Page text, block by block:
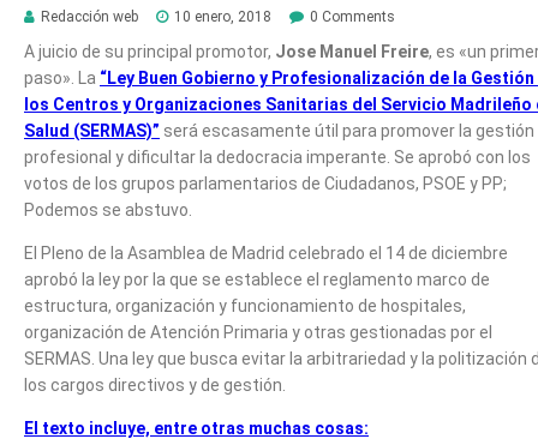
Redacción web 10 enero, 2018 0 Comments
A juicio de su principal promotor, Jose Manuel Freire, es «un
paso». La “Ley Buen Gobierno y Profesionalización de la Gestión
los Centros y Organizaciones Sanitarias del Servicio Madrileño
Salud (SERMAS)” será escasamente útil para promover la gestión
profesional y dificultar la dedocracia imperante. Se aprobó con los
votos de los grupos parlamentarios de Ciudadanos, PSOE y PP;
Podemos se abstuvo.
El Pleno de la Asamblea de Madrid celebrado el 14 de diciembre
aprobó la ley por la que se establece el reglamento marco de
estructura, organización y funcionamiento de hospitales,
organización de Atención Primaria y otras gestionadas por el
SERMAS. Una ley que busca evitar la arbitrariedad y la politización
los cargos directivos y de gestión.
El texto incluye, entre otras muchas cosas: